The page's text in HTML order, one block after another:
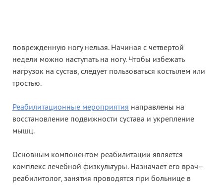
поврежденную ногу нельзя. Начиная с четвертой
недели можно наступать на ногу. Чтобы избежать
нагрузок на сустав, следует пользоваться костылем или
тростью.
Реабилитационные мероприятия направлены на
восстановление подвижности сустава и укрепление
мышц.
Основным компонентом реабилитации является
комплекс лечебной физкультуры. Назначает его врач–
реабилитолог, занятия проводятся при больнице в